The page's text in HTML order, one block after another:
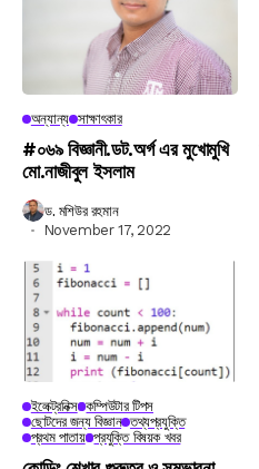
অন্যান্য সাক্ষাৎকার
#০৬৯ বিজ্ঞানী.ডট.অর্গ এর মুখোমুখি
মো.নাজীবুল ইসলাম
ড. মশিউর রহমান
November 17, 2022
ইলেক্ট্রনিক্স কম্পিউটার টিপস
ছোটদের জন্য বিজ্ঞান তথ্যপ্রযুক্তি
প্রথম পাতায় প্রযুক্তি বিষয়ক খবর